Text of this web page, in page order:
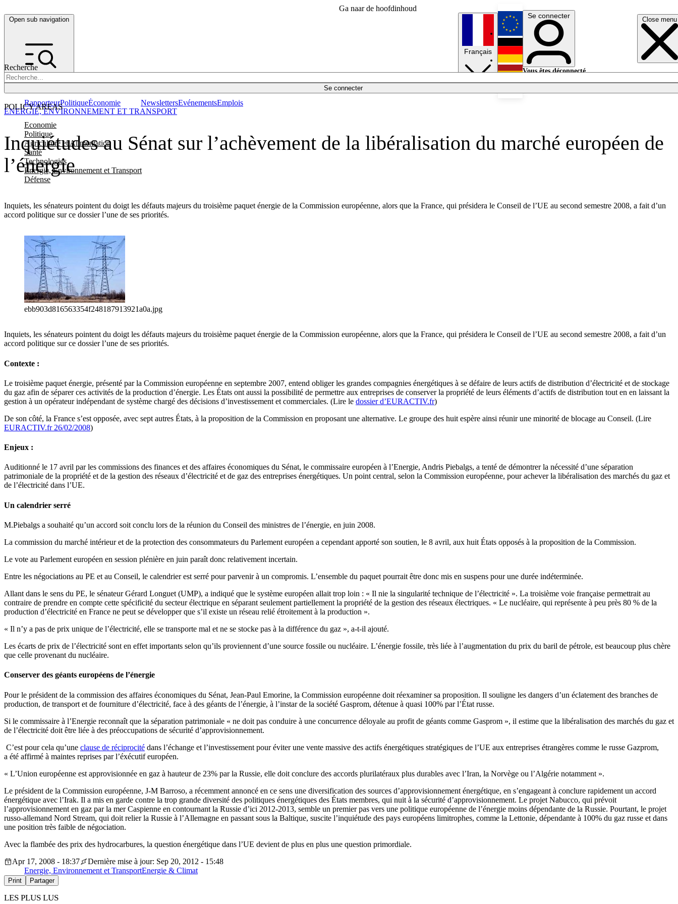
Ga naar de hoofdinhoud
Open sub navigation Close menu
Recherche
Se connecter
POLICY AREAS
Economie
Politique
Agriculture et Alimentation
Santé
Technologies
Energie, Environnement et Transport
Défense
RapporteurPolitiqueÉconomie NewslettersEvénementsEmplois
Français
English
Deutsch
Se connecter
Vous êtes déconnecté.
Inquiétudes au Sénat sur l’achèvement de la libéralisation du marché européen de
l’énergie
Inquiets, les sénateurs pointent du doigt les défauts majeurs du troisième paquet énergie de la Commission européenne, alors que la France, qui présidera le Conseil de l’UE au second semestre 2008, a fait d’un
accord politique sur ce dossier l’une de ses priorités.
ENERGIE, ENVIRONNEMENT ET TRANSPORT
ebb903d816563354f248187913921a0a.jpg
Inquiets, les sénateurs pointent du doigt les défauts majeurs du troisième paquet énergie de la Commission européenne, alors que la France, qui présidera le Conseil de l’UE au second semestre 2008, a fait d’un
accord politique sur ce dossier l’une de ses priorités.
Contexte :
Le troisième paquet énergie, présenté par la Commission européenne en septembre 2007, entend obliger les grandes compagnies énergétiques à se défaire de leurs actifs de distribution d’électricité et de stockage
du gaz afin de séparer ces activités de la production d’énergie. Les États ont aussi la possibilité de permettre aux entreprises de conserver la propriété de leurs éléments d’actifs de distribution tout en en laissant la
gestion à un opérateur indépendant de système chargé des décisions d’investissement et commerciales. (Lire le dossier d’EURACTIV.fr)
De son côté, la France s’est opposée, avec sept autres États, à la proposition de la Commission en proposant une alternative. Le groupe des huit espère ainsi réunir une minorité de blocage au Conseil. (Lire
EURACTIV.fr 26/02/2008)
Enjeux :
Auditionné le 17 avril par les commissions des finances et des affaires économiques du Sénat, le commissaire européen à l’Energie, Andris Piebalgs, a tenté de démontrer la nécessité d’une séparation
patrimoniale de la propriété et de la gestion des réseaux d’électricité et de gaz des entreprises énergétiques. Un point central, selon la Commission européenne, pour achever la libéralisation des marchés du gaz et
de l’électricité dans l’UE.
Un calendrier serré
M.Piebalgs a souhaité qu’un accord soit conclu lors de la réunion du Conseil des ministres de l’énergie, en juin 2008.
La commission du marché intérieur et de la protection des consommateurs du Parlement européen a cependant apporté son soutien, le 8 avril, aux huit États opposés à la proposition de la Commission.
Le vote au Parlement européen en session plénière en juin paraît donc relativement incertain.
Entre les négociations au PE et au Conseil, le calendrier est serré pour parvenir à un compromis. L’ensemble du paquet pourrait être donc mis en suspens pour une durée indéterminée.
Allant dans le sens du PE, le sénateur Gérard Longuet (UMP), a indiqué que le système européen allait trop loin : « Il nie la singularité technique de l’électricité ». La troisième voie française permettrait au
contraire de prendre en compte cette spécificité du secteur électrique en séparant seulement partiellement la propriété de la gestion des réseaux électriques. « Le nucléaire, qui représente à peu près 80 % de la
production d’électricité en France ne peut se développer que s’il existe un réseau relié étroitement à la production ».
« Il n’y a pas de prix unique de l’électricité, elle se transporte mal et ne se stocke pas à la différence du gaz », a-t-il ajouté.
Les écarts de prix de l’électricité sont en effet importants selon qu’ils proviennent d’une source fossile ou nucléaire. L’énergie fossile, très liée à l’augmentation du prix du baril de pétrole, est beaucoup plus chère
que celle provenant du nucléaire.
Conserver des géants européens de l’énergie
Pour le président de la commission des affaires économiques du Sénat, Jean-Paul Emorine, la Commission européenne doit réexaminer sa proposition. Il souligne les dangers d’un éclatement des branches de
production, de transport et de fourniture d’électricité, face à des géants de l’énergie, à l’instar de la société Gasprom, détenue à quasi 100% par l’État russe.
Si le commissaire à l’Energie reconnaît que la séparation patrimoniale « ne doit pas conduire à une concurrence déloyale au profit de géants comme Gasprom », il estime que la libéralisation des marchés du gaz et
de l’électricité doit être liée à des préoccupations de sécurité d’approvisionnement.
C’est pour cela qu’une clause de réciprocité dans l’échange et l’investissement pour éviter une vente massive des actifs énergétiques stratégiques de l’UE aux entreprises étrangères comme le russe Gazprom,
a été affirmé à maintes reprises par l’éxécutif européen.
« L’Union européenne est approvisionnée en gaz à hauteur de 23% par la Russie, elle doit conclure des accords plurilatéraux plus durables avec l’Iran, la Norvège ou l’Algérie notamment ».
Le président de la Commission européenne, J-M Barroso, a récemment annoncé en ce sens une diversification des sources d’approvisionnement énergétique, en s’engageant à conclure rapidement un accord
énergétique avec l’Irak. Il a mis en garde contre la trop grande diversité des politiques énergétiques des États membres, qui nuit à la sécurité d’approvisionnement. Le projet Nabucco, qui prévoit
l’approvisionnement en gaz par la mer Caspienne en contournant la Russie d’ici 2012-2013, semble un premier pas vers une politique européenne de l’énergie moins dépendante de la Russie. Pourtant, le projet
russo-allemand Nord Stream, qui doit relier la Russie à l’Allemagne en passant sous la Baltique, suscite l’inquiétude des pays européens limitrophes, comme la Lettonie, dépendante à 100% du gaz russe et dans
une position très faible de négociation.
Avec la flambée des prix des hydrocarbures, la question énergétique dans l’UE devient de plus en plus une question primordiale.
Apr 17, 2008 - 18:37
Dernière mise à jour: Sep 20, 2012 - 15:48
Energie, Environnement et TransportEnergie & Climat
Print Partager
LES PLUS LUS